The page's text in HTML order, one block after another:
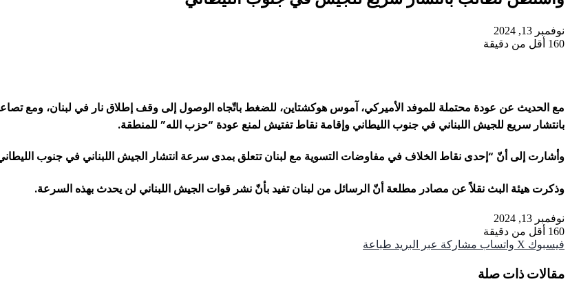
نوفمبر 13, 2024
160 أقل من دقيقة
مع الحديث عن عودة محتملة للموفد الأميركي، آموس هوكشتاين، للضغط باتّجاه الوصول إلى وقف إطلاق نار في لبنان، ومع
بانتشار سريع للجيش اللبناني في جنوب الليطاني وإقامة نقاط تفتيش لمنع عودة “حزب الله” للمنطقة.
وأشارت إلى أنّ “إحدى نقاط الخلاف في مفاوضات التسوية مع لبنان تتعلق بمدى سرعة انتشار الجيش اللبناني في جنوب
وذكرت هيئة البث نقلاً عن مصادر مطلعة أنّ الرسائل من لبنان تفيد بأنّ نشر قوات الجيش اللبناني لن يحدث بهذه السرعة.
نوفمبر 13, 2024
160 أقل من دقيقة
فيسبوك ‫X واتساب مشاركة عبر البريد طباعة
مقالات ذات صلة